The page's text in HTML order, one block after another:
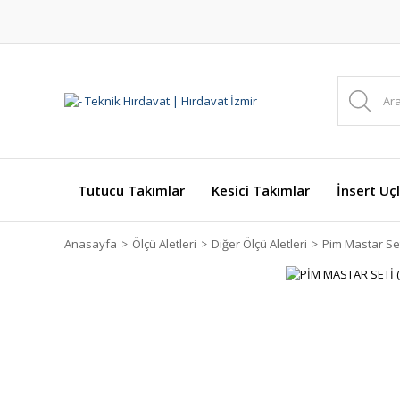
Tutucu Takımlar Kesici Takımlar İnsert
Anasayfa Ölçü Aletleri Diğer Ölçü Aletleri Pim Mastar